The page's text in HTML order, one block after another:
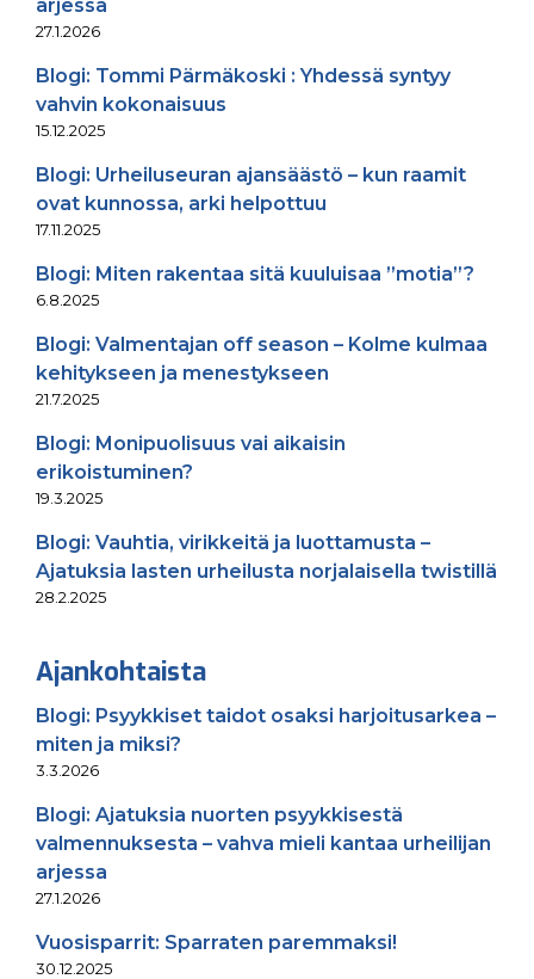
arjessa
27.1.2026
Blogi: Tommi Pärmäkoski : Yhdessä syntyy
vahvin kokonaisuus
15.12.2025
Blogi: Urheiluseuran ajansäästö – kun raamit
ovat kunnossa, arki helpottuu
17.11.2025
Blogi: Miten rakentaa sitä kuuluisaa ”motia”?
6.8.2025
Blogi: Valmentajan off season – Kolme kulmaa
kehitykseen ja menestykseen
21.7.2025
Blogi: Monipuolisuus vai aikaisin
erikoistuminen?
19.3.2025
Blogi: Vauhtia, virikkeitä ja luottamusta –
Ajatuksia lasten urheilusta norjalaisella twistillä
28.2.2025
Ajankohtaista
Blogi: Psyykkiset taidot osaksi harjoitusarkea –
miten ja miksi?
3.3.2026
Blogi: Ajatuksia nuorten psyykkisestä
valmennuksesta – vahva mieli kantaa urheilijan
arjessa
27.1.2026
Vuosisparrit: Sparraten paremmaksi!
30.12.2025